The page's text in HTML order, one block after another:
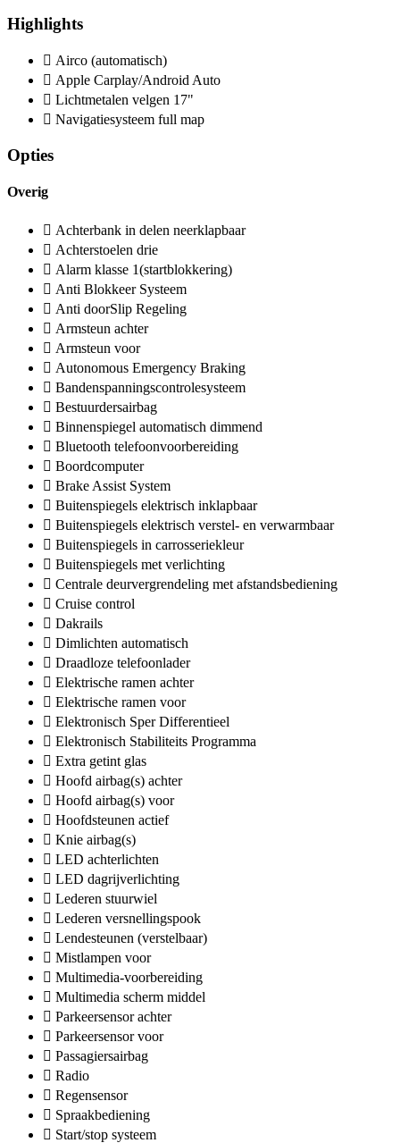
Highlights
Airco (automatisch)
Apple Carplay/Android Auto
Lichtmetalen velgen 17"
Navigatiesysteem full map
Opties
Overig
Achterbank in delen neerklapbaar
Achterstoelen drie
Alarm klasse 1(startblokkering)
Anti Blokkeer Systeem
Anti doorSlip Regeling
Armsteun achter
Armsteun voor
Autonomous Emergency Braking
Bandenspanningscontrolesysteem
Bestuurdersairbag
Binnenspiegel automatisch dimmend
Bluetooth telefoonvoorbereiding
Boordcomputer
Brake Assist System
Buitenspiegels elektrisch inklapbaar
Buitenspiegels elektrisch verstel- en verwarmbaar
Buitenspiegels in carrosseriekleur
Buitenspiegels met verlichting
Centrale deurvergrendeling met afstandsbediening
Cruise control
Dakrails
Dimlichten automatisch
Draadloze telefoonlader
Elektrische ramen achter
Elektrische ramen voor
Elektronisch Sper Differentieel
Elektronisch Stabiliteits Programma
Extra getint glas
Hoofd airbag(s) achter
Hoofd airbag(s) voor
Hoofdsteunen actief
Knie airbag(s)
LED achterlichten
LED dagrijverlichting
Lederen stuurwiel
Lederen versnellingspook
Lendesteunen (verstelbaar)
Mistlampen voor
Multimedia-voorbereiding
Multimedia scherm middel
Parkeersensor achter
Parkeersensor voor
Passagiersairbag
Radio
Regensensor
Spraakbediening
Start/stop systeem